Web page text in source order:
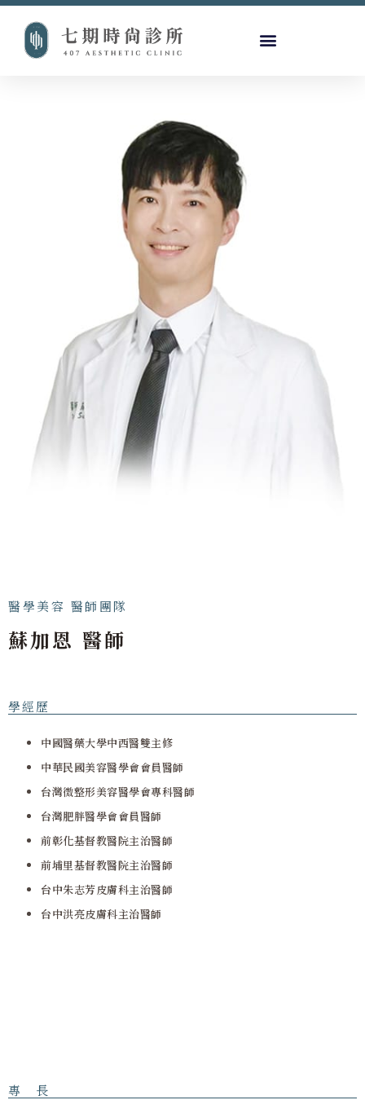
醫學美容 醫師團隊
蘇加恩 醫師
學經歷
中國醫藥大學中西醫雙主修
中華民國美容醫學會會員醫師
台灣微整形美容醫學會專科醫師
台灣肥胖醫學會會員醫師
前彰化基督教醫院主治醫師
前埔里基督教醫院主治醫師
台中朱志芳皮膚科主治醫師
台中洪亮皮膚科主治醫師
專 長